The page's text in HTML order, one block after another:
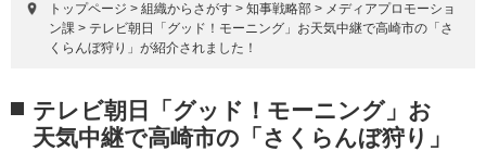
象
トップページ > 組織からさがす > 知事戦略部 > メディアプロモーショ
ン課 > テレビ朝日「グッド！モーニング」お天気中継で高崎市の「さ
くらんぼ狩り」が紹介されました！
文 テレビ朝日「グッド！モーニング」お
天気中継で高崎市の「さくらんぼ狩り」